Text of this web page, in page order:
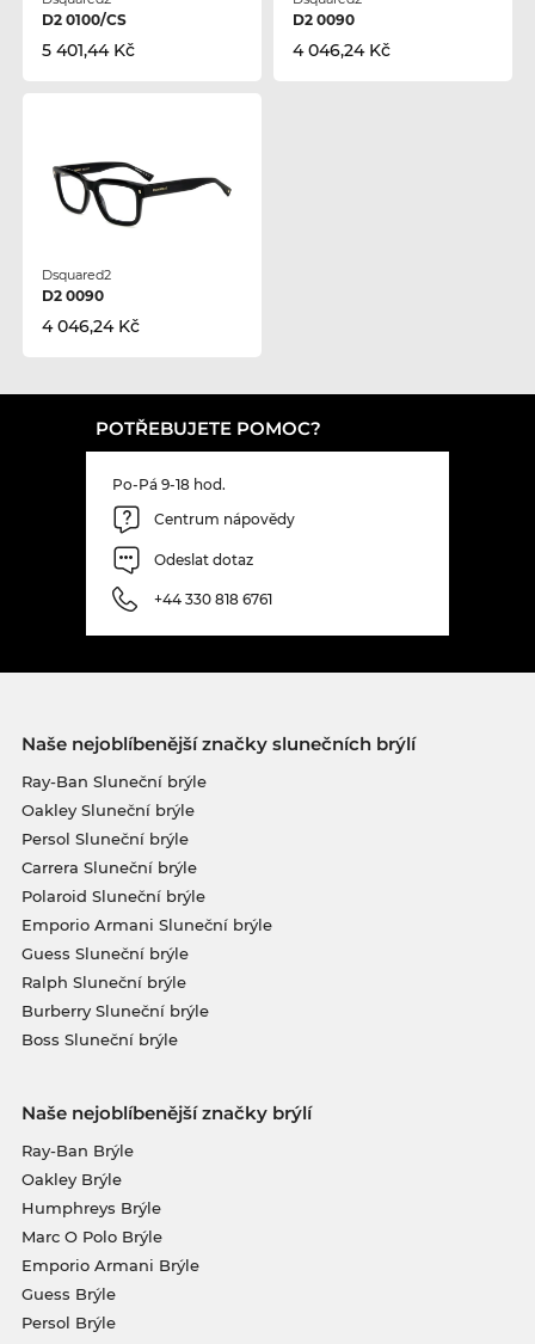
D2 0100/CS
5 401,44 Kč
D2 0090
4 046,24 Kč
Dsquared2
D2 0090
4 046,24 Kč
POTŘEBUJETE POMOC?
Po-Pá 9-18 hod.
Centrum nápovědy
Odeslat dotaz
+44 330 818 6761
Naše nejoblíbenější značky slunečních brýlí
Ray-Ban Sluneční brýle
Oakley Sluneční brýle
Persol Sluneční brýle
Carrera Sluneční brýle
Polaroid Sluneční brýle
Emporio Armani Sluneční brýle
Guess Sluneční brýle
Ralph Sluneční brýle
Burberry Sluneční brýle
Boss Sluneční brýle
Naše nejoblíbenější značky brýlí
Ray-Ban Brýle
Oakley Brýle
Humphreys Brýle
Marc O Polo Brýle
Emporio Armani Brýle
Guess Brýle
Persol Brýle